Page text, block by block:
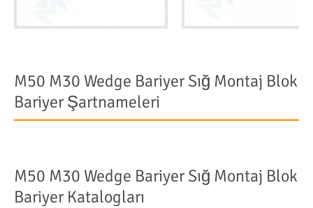
M50 M30 Wedge Bariyer Sığ Montaj Blok
Bariyer Şartnameleri
M50 M30 Wedge Bariyer Sığ Montaj Blok
Bariyer Katalogları